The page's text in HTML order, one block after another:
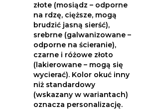
złote (mosiądz – odporne
na rdzę, cięższe, mogą
brudzić jasną sierść),
srebrne (galwanizowane –
odporne na ścieranie),
czarne i różowe złoto
(lakierowane – mogą się
wycierać). Kolor okuć inny
niż standardowy
(wskazany w wariantach)
oznacza personalizację.